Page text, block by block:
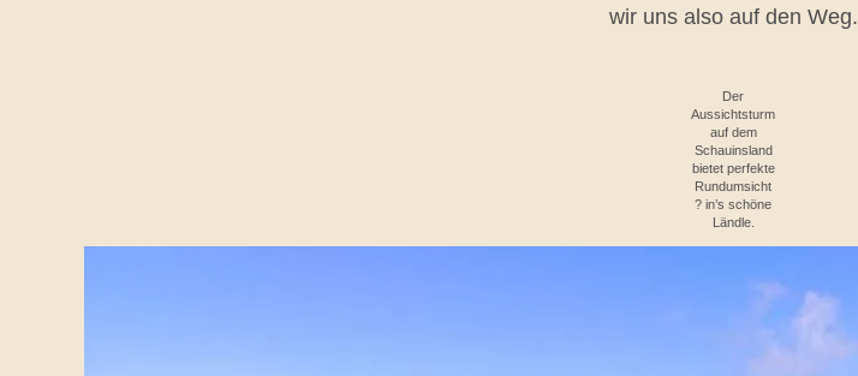
wir uns also auf den Weg.
Der
Aussichtsturm
auf dem
Schauinsland
bietet perfekte
Rundumsicht
? in’s schöne
Ländle.